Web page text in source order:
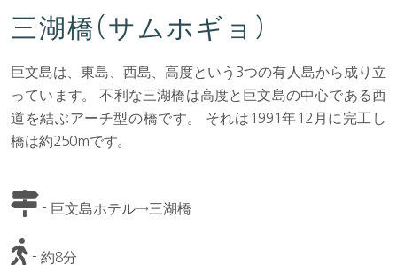
三湖橋(サムホギョ）
巨文島は、東島、西島、高度という3つの有人島から成り立
っています。 不利な三湖橋は高度と巨文島の中心である西
道を結ぶアーチ型の橋です。 それは1991年12月に完工し
橋は約250mです。
- 巨文島ホテル→三湖橋
- 約8分